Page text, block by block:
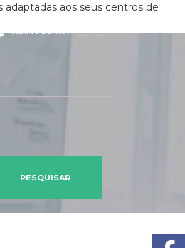
aos seus centros de
PT
EN
MINHA CONTA
PESQUISAR